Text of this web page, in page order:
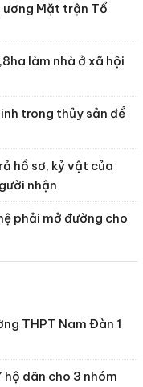
ương Mặt trận Tổ
làm nhà ở xã hội
trong thủy sản để
hồ sơ, kỷ vật của
nhận
phải mở đường cho
THPT Nam Đàn 1
dân cho 3 nhóm